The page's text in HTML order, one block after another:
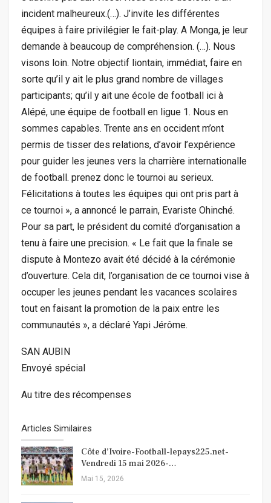
incident malheureux.(…). J’invite les différentes
équipes à faire privilégier le fait-play. A Monga, je leur
demande à beaucoup de compréhension. (…). Nous
visons loin. Notre objectif liontain, immédiat, faire en
sorte qu’il y ait le plus grand nombre de villages
participants; qu’il y ait une école de football ici à
Alépé, une équipe de football en ligue 1. Nous en
sommes capables. Trente ans en occident m’ont
permis de tisser des relations, d’avoir l’expérience
pour guider les jeunes vers la charrière internationalle
de football. prenez donc le tournoi au serieux.
Félicitations à toutes les équipes qui ont pris part à
ce tournoi », a annoncé le parrain, Evariste Ohinché.
Pour sa part, le président du comité d’organisation a
tenu à faire une precision. « Le fait que la finale se
dispute à Montezo avait été décidé à la cérémonie
d’ouverture. Cela dit, l’organisation de ce tournoi vise à
occuper les jeunes pendant les vacances scolaires
tout en faisant la promotion de la paix entre les
communautés », a déclaré Yapi Jérôme.
SAN AUBIN
Envoyé spécial
Au titre des récompenses
Articles Similaires
Côte d’Ivoire-Football-lepays225.net-
Vendredi 15 mai 2026-…
Mai 15, 2026